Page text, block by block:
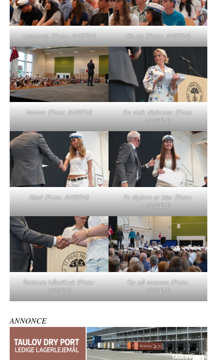
Lyttende (Foto: AVISEN) Oh oh (Foto: AVISEN)
Venter (Foto: AVISEN)
En stak diplomer (Foto:
AVISEN)
Glad (Foto: AVISEN)
Et diplom er klar (Foto:
AVISEN)
Rektors håndtryk (Foto:
AVISEN)
Op på scenen (Foto:
AVISEN)
ANNONCE